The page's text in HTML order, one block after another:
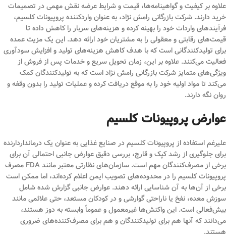
علاوه بر کیفیت و گواهینامه‌ها، قیمت و شرایط عرضه نقش مهمی در تصمیمات
خرید دارند. شرکت بازرگانی رامش نژاد، به عنوان واردکننده پروپیونات کلسیم،
فرآیندهای واردات خود را بهینه کرده و هزینه‌های سربار را کاهش داده تا
قیمت‌های رقابتی و معقولی را به مشتریان خود ارائه دهد. این یک مزیت عمده
برای تولیدکنندگانی است که با هدف کاهش هزینه‌های تولید و افزایش سودآوری
فعالیت می‌کنند. علاوه بر این، زمان تحویل سریع و خدمات پس از فروش از
ویژگی‌های متمایز شرکت بازرگانی رامش نژاد است که به تولیدکنندگان کمک
می‌کند تا مواد اولیه خود را به موقع دریافت کرده و عملیات تولید را بدون وقفه و
روان نگه دارند.
عوارض پروپیونات کلسیم
علیرغم استفاده از پروپیونات کلسیم در صنایع غذایی به عنوان یک درمانداردارنده
برای جلوگیری از رشد کپک و قارچ، بررسی دقیق عوارض جانبی احتمالی آن برای
برخی از مصرف‌کنندگان مهم است. سازمان‌های نظارتی معتبر مانند FDA مصرف
پروپیونات کلسیم را در محدوده‌های تصویب ایمن اعلام کرده‌اند، اما ممکن است
برخی از آن‌ها به آن شناسایی ارائه دهند. عوارض جانبی گزارش شده شامل
سوزش معده، نفخ یا ناراحتی گوارشی و در کودکان مستعد، حتی علائمی مانند
بیش‌فعالی است. این واکنش‌ها غیرمعمول و عموماً وابسته به دوز هستند،
می‌دانند که آنها هم برای تولیدکنندگان و هم برای مصرف‌کننده‌های ضروری
هستند.